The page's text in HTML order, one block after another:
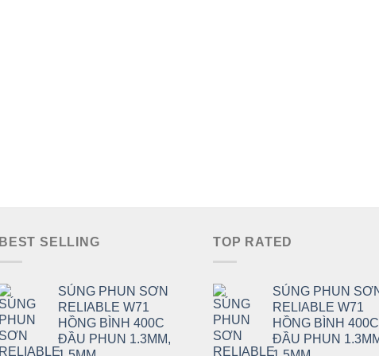
BEST SELLING
SÚNG PHUN SƠN
RELIABLE W71
HỒNG BÌNH 400C
ĐẦU PHUN 1.3MM,
TOP RATED
SÚNG PHUN
RELIABLE W71
HỒNG BÌNH 400C
ĐẦU PHUN